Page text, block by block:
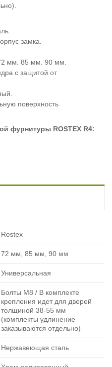
замка.
мм. 85 мм. 90 мм.
с защитой от
поверхность
фурнитуры ROSTEX R4:
Rostex
72 мм, 85 мм, 90 мм
Универсальная
Болты М8 / В комплекте
крепления идет для дверей
толщиной 38-55 мм
(комплекты удлинение
заказываются отдельно)
Нержавеющая сталь